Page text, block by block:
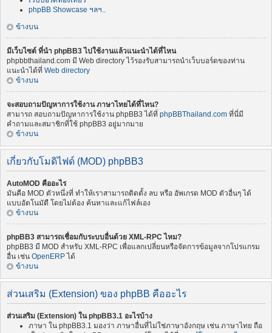
phpBB Showcase ฯลฯ..
ข้างบน
มีเว็บไซต์ ที่นำ phpBB3 ไปใช้งานแล้วแนะนำได้ที่ไหน
phpbbthailand.com มี Web directory ไว้รองรับสามารถนำเว็บบอร์ดของท่าน
แนะนำได้ที่ Web directory
ข้างบน
จะสอบถามปัญหาการใช้งาน ภาษาไทยได้ที่ไหน?
สามารถ สอบถามปัญหาการใช้งาน phpBB3 ได้ที่ phpBBThailand.com ที่นี่มี
คำถามและสมาชิกที่ใช้ phpBB3 อยู่มากมาย
ข้างบน
เกี่ยวกับโมดิไฟด์ (MOD) phpBB3
AutoMOD คืออะไร
มันคือ MOD ตัวหนึ่งที่ ทำให้เราสามารถติดตั้ง ลบ หรือ อัพเกรด MOD ตัวอื่นๆ ได้
แบบอัตโนมัตื โดยไม่ต้อง ค้นหาและแก้ไฟล์เอง
ข้างบน
phpBB3 สามารถเชื่อมกับระบบอื่นด้วย XML-RPC ไหม?
phpBB3 มี MOD สำหรับ XML-RPC เพื่อแลกเปลี่ยนหรือจัดการข้อมูลจากโปรแกรม
อื่น เช่น OpenERP ได้
ข้างบน
ส่วนเสริม (Extension) ของ phpBB คืออะไร
ส่วนเสริม (Extension) ใน phpBB3.1 อะไรบ้าง
ภาษา ใน phpBB3.1 มองว่า ภาษาอื่นที่ไม่ใช่ภาษาอังกฤษ เช่น ภาษาไทย ถือ